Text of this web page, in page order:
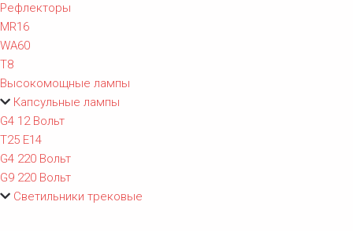
Рефлекторы
MR16
WA60
T8
Высокомощные лампы
Капсульные лампы
G4 12 Вольт
T25 E14
G4 220 Вольт
G9 220 Вольт
Светильники трековые